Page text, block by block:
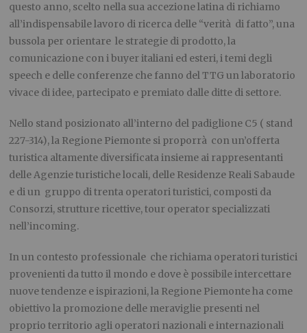
questo anno, scelto nella sua accezione latina di richiamo
all’indispensabile lavoro di ricerca delle “verità di fatto”, una
bussola per orientare le strategie di prodotto, la
comunicazione con i buyer italiani ed esteri, i temi degli
speech e delle conferenze che fanno del TTG un laboratorio
vivace di idee, partecipato e premiato dalle ditte di settore.
Nello stand posizionato all’interno del padiglione C5 ( stand
227-314), la Regione Piemonte si proporrà con un’offerta
turistica altamente diversificata insieme ai rappresentanti
delle Agenzie turistiche locali, delle Residenze Reali Sabaude
e di un gruppo di trenta operatori turistici, composti da
Consorzi, strutture ricettive, tour operator specializzati
nell’incoming.
In un contesto professionale che richiama operatori turistici
provenienti da tutto il mondo e dove è possibile intercettare
nuove tendenze e ispirazioni, la Regione Piemonte ha come
obiettivo la promozione delle meraviglie presenti nel
proprio territorio agli operatori nazionali e internazionali